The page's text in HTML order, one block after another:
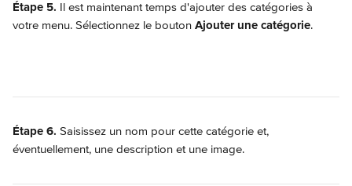
Étape 5. Il est maintenant temps d'ajouter des catégories à
votre menu. Sélectionnez le bouton Ajouter une catégorie.
Étape 6. Saisissez un nom pour cette catégorie et,
éventuellement, une description et une image.